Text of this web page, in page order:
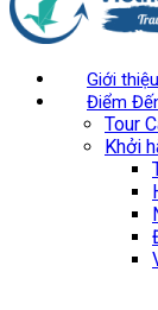
Giới thiệu
Điểm
Tour
Khởi